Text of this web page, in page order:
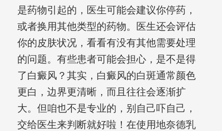
是药物引起的，医生可能会建议你停药，
或者换用其他类型的药物。医生还会评估
你的皮肤状况，看看有没有其他需要处理
的问题。有些患者可能会担心，是不是得
了白癜风？其实，白癜风的白斑通常颜色
更白，边界更清晰，而且往往会逐渐扩
大。但咱也不是专业的，别自己吓自己，
交给医生来判断就好啦！在使用地奈德乳